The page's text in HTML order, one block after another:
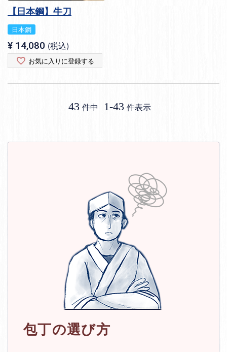
【日本鋼】牛刀
日本鋼
¥ 14,080 税込
お気に入りに登録する
43 件中 1-43 件表示
包丁の選び方